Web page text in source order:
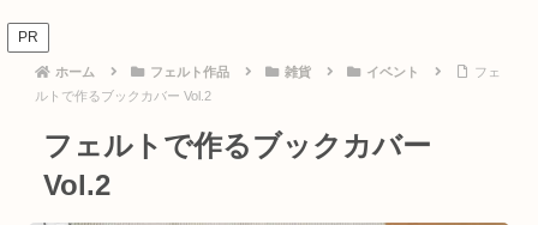
PR
ホーム フェルト作品 雑貨 イベント
フェ
ルトで作るブックカバー Vol.2
フェルトで作るブックカバー
Vol.2